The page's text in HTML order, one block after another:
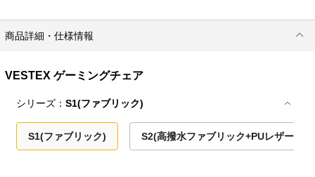
商品詳細・仕様情報
VESTEX ゲーミングチェア
シリーズ：S1(ファブリック)
S1(ファブリック) S2(高撥水ファブリック+PUレザー)